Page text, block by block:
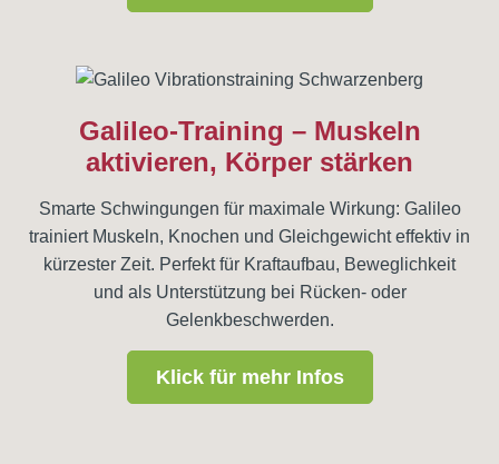
Galileo-Training – Muskeln
aktivieren, Körper stärken
Smarte Schwingungen für maximale Wirkung: Galileo
trainiert Muskeln, Knochen und Gleichgewicht effektiv in
kürzester Zeit. Perfekt für Kraftaufbau, Beweglichkeit
und als Unterstützung bei Rücken- oder
Gelenkbeschwerden.
Klick für mehr Infos